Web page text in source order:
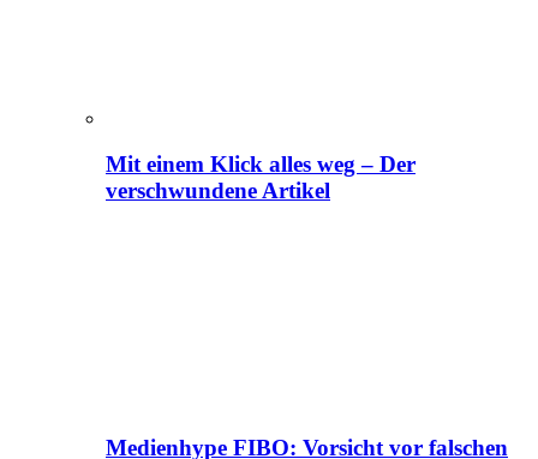
Mit einem Klick alles weg – Der
verschwundene Artikel
Medienhype FIBO: Vorsicht vor falschen